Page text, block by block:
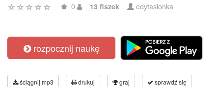
0 13 fiszek edytaslonka
rozpocznij naukę
ściągnij mp3 drukuj graj sprawdź się